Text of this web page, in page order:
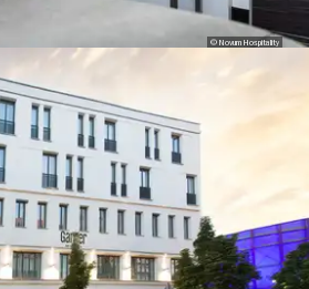
© Novum Hospitality